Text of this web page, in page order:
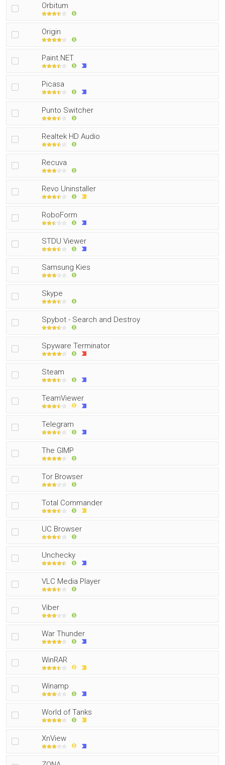
Orbitum
Origin
Paint.NET
Picasa
Punto Switcher
Realtek HD Audio
Recuva
Revo Uninstaller
RoboForm
STDU Viewer
Samsung Kies
Skype
Spybot - Search and Destroy
Spyware Terminator
Steam
TeamViewer
Telegram
The GIMP
Tor Browser
Total Commander
UC Browser
Unchecky
VLC Media Player
Viber
War Thunder
WinRAR
Winamp
World of Tanks
XnView